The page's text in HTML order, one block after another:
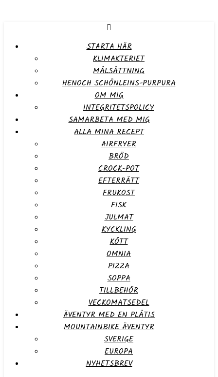
STARTA HÄR
KLIMAKTERIET
MÅLSÄTTNING
HENOCH SCHÖNLEINS-PURPURA
OM MIG
INTEGRITETSPOLICY
SAMARBETA MED MIG
ALLA MINA RECEPT
AIRFRYER
BRÖD
CROCK-POT
EFTERRÄTT
FRUKOST
FISK
JULMAT
KYCKLING
KÖTT
OMNIA
PIZZA
SOPPA
TILLBEHÖR
VECKOMATSEDEL
ÄVENTYR MED EN PLÅTIS
MOUNTAINBIKE ÄVENTYR
SVERIGE
EUROPA
NYHETSBREV